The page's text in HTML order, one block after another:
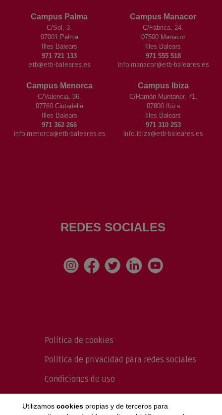
Campus Palma
C/Sol, 3.
07001 Palma
Illes Balears
971 721 133
etb@etb-baleares.es
Campus Manacor
C/Fábrica, 24.
07500 Manacor
Illes Balears
971 555 518
info.manacor@etb-baleares.es
Campus Menorca
C/Valencia, 36.
07760 Ciutadella
Illes Balears
971 362 266
info.menorca@etb-baleares.es
Campus Ibiza
C/Ramón Muntaner, 71.
07800 Ibiza
Illes Balears
971 310 253
info.ibiza@etb-baleares.es
REDES SOCIALES
Política de cookies
Política de privacidad para redes sociales
Condiciones de uso
Utilizamos cookiespropias y de terceros para